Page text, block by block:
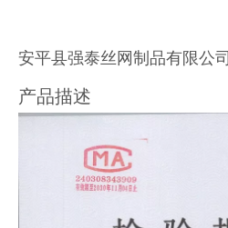
安平县强泰丝网制品有限公司
产品描述